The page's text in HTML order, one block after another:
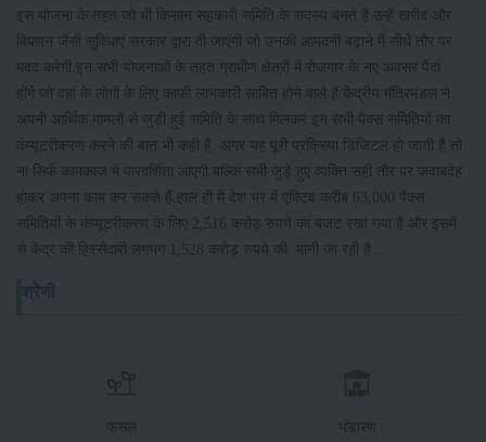
इस योजना के तहत जो भी किसान सहकारी समिति के सदस्य बनते हैं उन्हें खरीद और
विपणन जैसी सुविधाएं सरकार द्वारा दी जाएंगी जो उनकी आमदनी बढ़ाने में सीधे तौर पर
मदद करेगी.इन सभी योजनाओं के तहत ग्रामीण क्षेत्रों में रोजगार के नए अवसर पैदा
होंगे जो वहां के लोगों के लिए काफी लाभकारी साबित होने वाले हैं.केंद्रीय मंत्रिमंडल ने
अपनी आर्थिक मामलों से जुड़ी हुई समिति के साथ मिलकर इन सभी पैक्स समितियों का
कंप्यूटरीकरण करने की बात भी कही है. अगर यह पूरी प्रक्रिया डिजिटल हो जाती है तो
ना सिर्फ कामकाज में पारदर्शिता आएगी बल्कि सभी जुड़े हुए व्यक्ति सही तौर पर जवाबदेह
होकर अपना काम कर सकते हैं.हाल ही में देश भर में एक्टिव करीब 63,000 पैक्स
समितियों के कंप्यूटरीकरण के लिए 2,516 करोड़ रुपये का बजट रखा गया है और इसमें
से केंद्र की हिस्सेदारी लगभग 1,528 करोड़ रुपये की मानी जा रही है..
फसल भंडारण